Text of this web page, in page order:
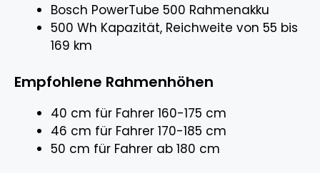
Bosch PowerTube 500 Rahmenakku
500 Wh Kapazität, Reichweite von 55 bis
169 km
Empfohlene Rahmenhöhen
40 cm für Fahrer 160-175 cm
46 cm für Fahrer 170-185 cm
50 cm für Fahrer ab 180 cm